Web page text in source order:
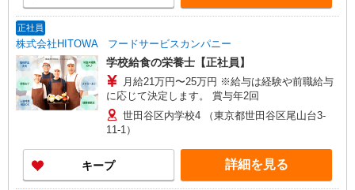
正社員
株式会社HITOWA フードサービスカンパニー
学校給食の栄養士【正社員】
月給21万円〜25万円 ※給与は経験や前職給与
に応じて決定します。 賞与年2回
世田谷区内学校4 （東京都世田谷区尾山台3-
11-1）
キープ 詳細を見る